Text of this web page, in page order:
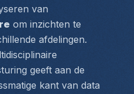
om inzichten te
afdelingen.
geeft aan de
kant van data